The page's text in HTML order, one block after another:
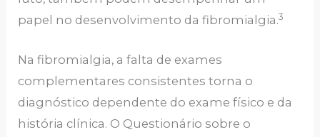
papel no desenvolvimento da fibromialgia.3
Na fibromialgia, a falta de exames
complementares consistentes torna o
diagnóstico dependente do exame físico e da
história clínica. O Questionário sobre o